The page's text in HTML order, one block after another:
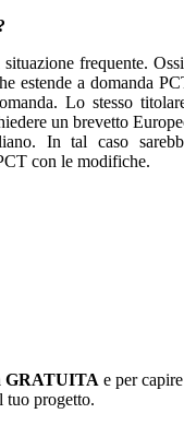
frequente.
estende a domanda
Lo stesso
un brevetto
In tal caso
con le modifiche.
GRATUITA e per capire
tuo progetto.